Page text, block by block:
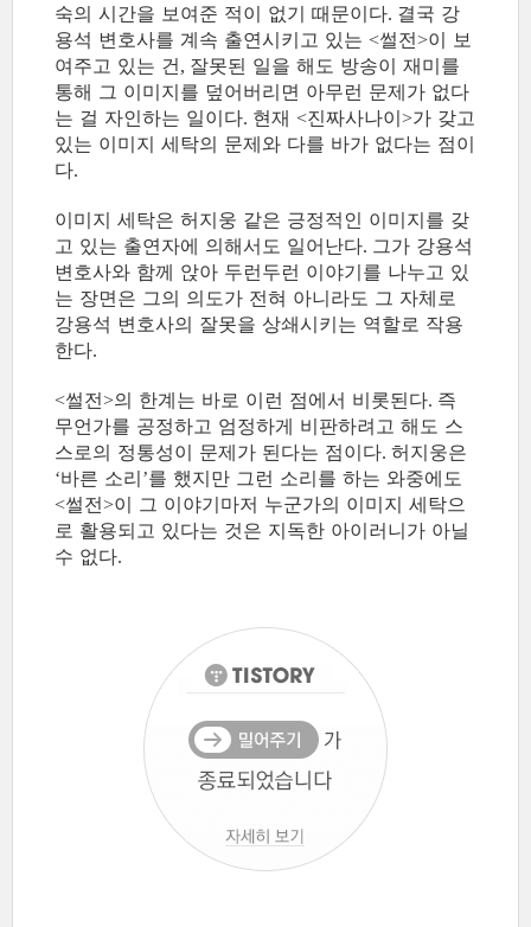
숙의 시간을 보여준 적이 없기 때문이다. 결국 강
용석 변호사를 계속 출연시키고 있는 <썰전>이 보
여주고 있는 건, 잘못된 일을 해도 방송이 재미를
통해 그 이미지를 덮어버리면 아무런 문제가 없다
는 걸 자인하는 일이다. 현재 <진짜사나이>가 갖고
있는 이미지 세탁의 문제와 다를 바가 없다는 점이
다.
이미지 세탁은 허지웅 같은 긍정적인 이미지를 갖
고 있는 출연자에 의해서도 일어난다. 그가 강용석
변호사와 함께 앉아 두런두런 이야기를 나누고 있
는 장면은 그의 의도가 전혀 아니라도 그 자체로
강용석 변호사의 잘못을 상쇄시키는 역할로 작용
한다.
<썰전>의 한계는 바로 이런 점에서 비롯된다. 즉
무언가를 공정하고 엄정하게 비판하려고 해도 스
스로의 정통성이 문제가 된다는 점이다. 허지웅은
‘바른 소리’를 했지만 그런 소리를 하는 와중에도
<썰전>이 그 이야기마저 누군가의 이미지 세탁으
로 활용되고 있다는 것은 지독한 아이러니가 아닐
수 없다.